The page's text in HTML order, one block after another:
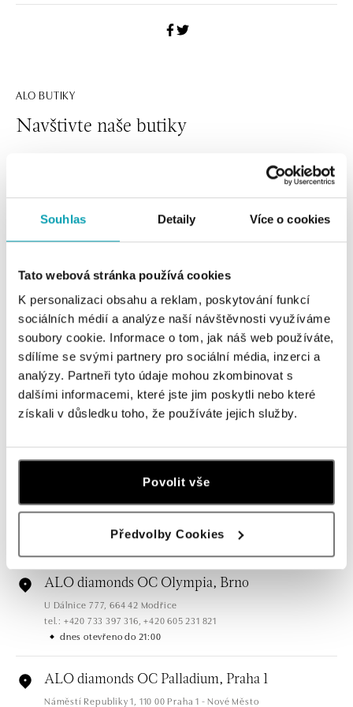
Souhlas Detaily Více o cookies
Tato webová stránka používá cookies
K personalizaci obsahu a reklam, poskytování funkcí
sociálních médií a analýze naší návštěvnosti využíváme
soubory cookie. Informace o tom, jak náš web používáte,
sdílíme se svými partnery pro sociální média, inzerci a
analýzy. Partneři tyto údaje mohou zkombinovat s
dalšími informacemi, které jste jim poskytli nebo které
získali v důsledku toho, že používáte jejich služby.
Povolit vše
Předvolby Cookies
ALO BUTIKY
Navštivte naše butiky
Všechny Česko Slovensko
ALO diamonds OC Forum Nová Karolina,
Ostrava
Jantarová 3344/4, 702 00 Ostrava-Moravská Ostrava
ALO diamonds OC Nový Smíchov, Praha 5
Plzeňská 8, 150 00 Praha 5 - Smíchov
dnes otevřeno do 21:00
ALO diamonds OC Olympia, Brno
U Dálnice 777, 664 42 Modřice
tel.: +420 733 397 316, +420 605 231 821
dnes otevřeno do 21:00
ALO diamonds OC Palladium, Praha 1
Náměstí Republiky 1, 110 00 Praha 1 - Nové Město